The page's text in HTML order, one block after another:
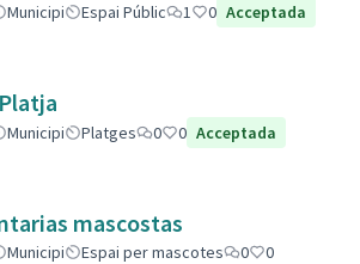
Municipi Espai Públic 1 0 Acceptada
Municipi Platges 0 0 Acceptada
mascostas
Municipi Espai per mascotes 0
0